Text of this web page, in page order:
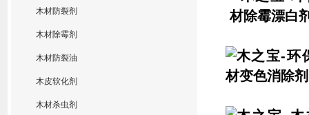
木材防裂剂
木材除霉剂
木材防裂油
木皮软化剂
木材杀虫剂